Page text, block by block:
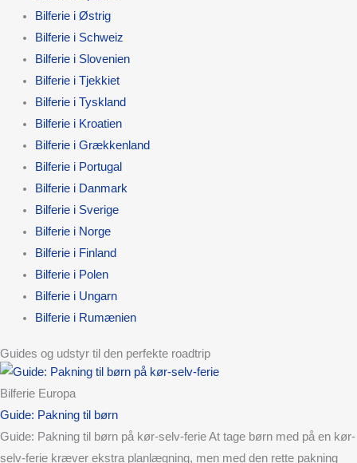
Bilferie i Østrig
Bilferie i Schweiz
Bilferie i Slovenien
Bilferie i Tjekkiet
Bilferie i Tyskland
Bilferie i Kroatien
Bilferie i Grækkenland
Bilferie i Portugal
Bilferie i Danmark
Bilferie i Sverige
Bilferie i Norge
Bilferie i Finland
Bilferie i Polen
Bilferie i Ungarn
Bilferie i Rumænien
Guides og udstyr til den perfekte roadtrip
Bilferie Europa
Guide: Pakning til børn
Guide: Pakning til børn på kør-selv-ferie At tage børn med på en kør-
selv-ferie kræver ekstra planlægning, men med den rette pakning